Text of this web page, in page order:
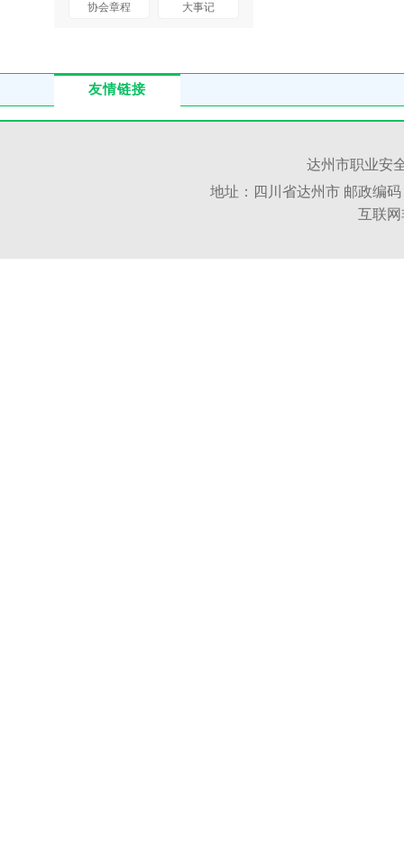
协会章程 大事记
友情链接
达州市职业安
地址：四川省达州市 邮政编码
互联